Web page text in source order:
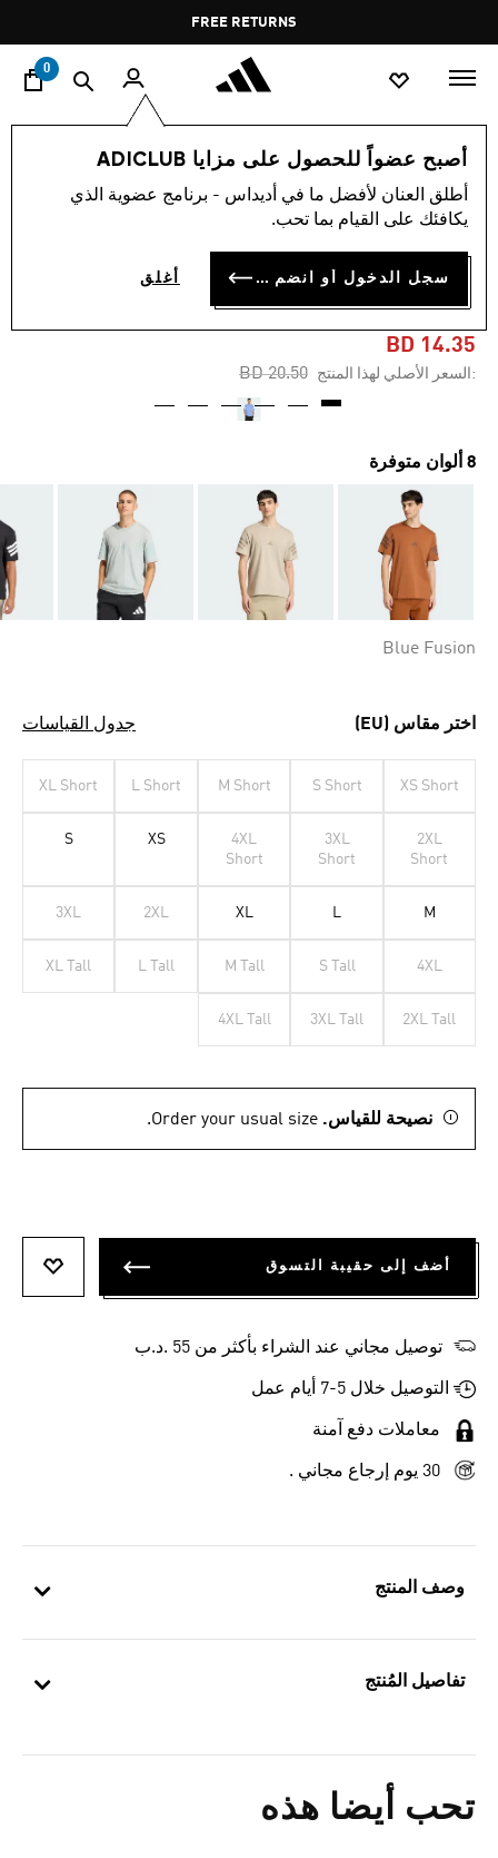
Pause
promotion
rotation
FREE RETURNS
0
أصبح عضواً للحصول على مزايا ADICLUB
أطلق العنان لأفضل ما في أديداس - برنامج عضوية الذي
يكافئك على القيام بما تحب.
سجل الدخول أو انضم الآن أغلق
وصف المنتج
تفاصيل المُنتج
تحب أيضا هذه
الرجال ملابس
-30%
تيشيرت FUTURE ICONS 3-
STRIPES
BD 14.35
:السعر الأصلي لهذا المنتج Price reduced from
BD 20.50
to
8 ألوان متوفرة
Blue Fusion
اختر مقاس (EU) جدول القياسات
XS Short
S Short
M Short
L Short
XL Short
2XL
Short
3XL
Short
4XL
Short
XS
S
M
L
XL
2XL
3XL
4XL
S Tall
M Tall
L Tall
XL Tall
2XL Tall
3XL Tall
4XL Tall
نصيحة للقياس. Order your usual size.
أضف إلى حقيبة التسوق
توصيل مجاني عند الشراء بأكثر من 55 .د.ب‎
التوصيل خلال 5-7 أيام عمل
معاملات دفع آمنة